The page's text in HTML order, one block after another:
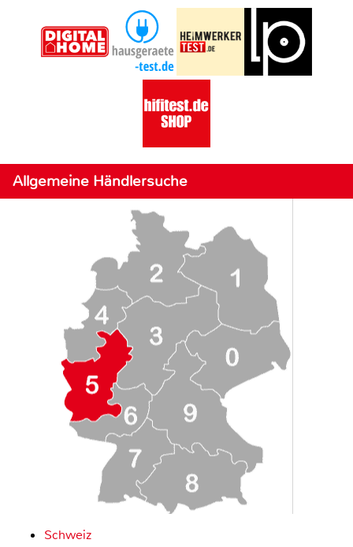
Allgemeine Händlersuche
Schweiz